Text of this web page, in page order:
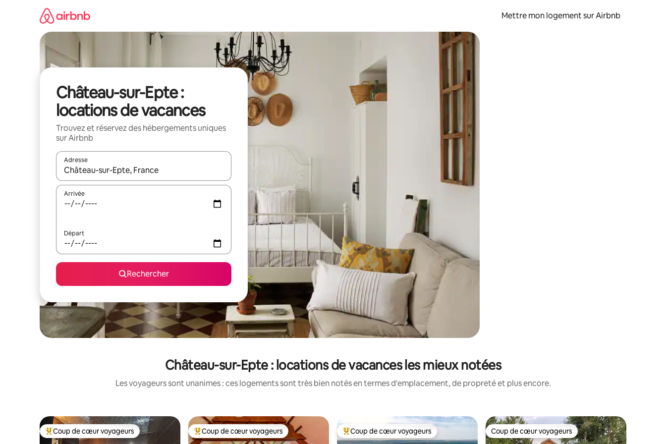
Mettre mon logement sur Airbnb
Château-sur-Epte :
locations de vacances
Trouvez et réservez des hébergements uniques
sur Airbnb
Adresse
Lorsque les résultats s'affichent, utilisez les flèches vers le haut et vers le bas pour les parcourir ou en appuyant et en faisant glisser.
Arrivée
Départ
Rechercher
Château-sur-Epte : locations de vacances les mieux notées
Les voyageurs sont unanimes : ces logements sont très bien notés en termes d'emplacement, de propreté et plus encore.
Coups de cœur voyageurs les plus appréciés
Coup de cœur voyageurs Coups de cœur voyageurs les plus appréciés
Coup de cœur voyageurs Coups de cœur voyageurs les plus appréciés
Coup de cœur voyageurs Coup de cœur voyageurs
Coup de cœur voyageurs